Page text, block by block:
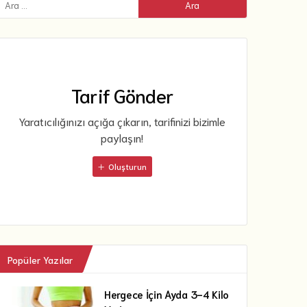
Tarif Gönder
Yaratıcılığınızı açığa çıkarın, tarifinizi bizimle
paylaşın!
Oluşturun
Popüler Yazılar
Hergece İçin Ayda 3-4 Kilo